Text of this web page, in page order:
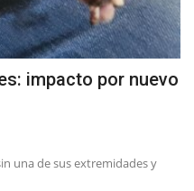
impacto por nuevo
una de sus extremidades y